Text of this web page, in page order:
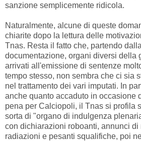
sanzione semplicemente ridicola.
Naturalmente, alcune di queste
chiarite dopo la lettura delle
Tnas. Resta il fatto che, partendo
documentazione, organi diversi della
arrivati all'emissione di sentenze
tempo stesso, non sembra che ci sia
nel trattamento dei vari imputati. In
anche quanto accaduto in occasione
pena per Calciopoli, il Tnas si profila
sorta di "organo di indulgenza
con dichiarazioni roboanti, annunci di
radiazioni e pesanti squalifiche, poi